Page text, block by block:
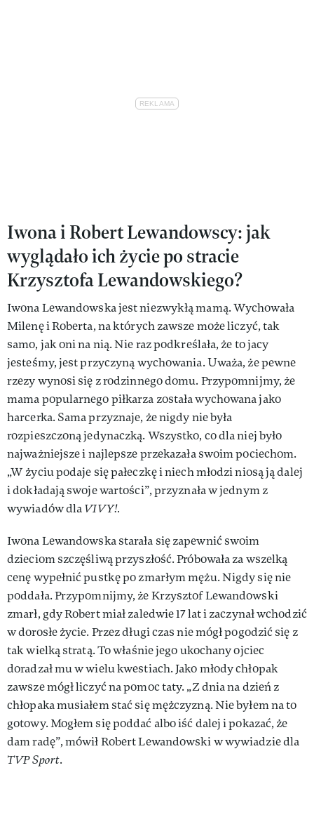
Iwona i Robert Lewandowscy: jak
wyglądało ich życie po stracie
Krzysztofa Lewandowskiego?
Iwona Lewandowska jest niezwykłą mamą. Wychowała
Milenę i Roberta, na których zawsze może liczyć, tak
samo, jak oni na nią. Nie raz podkreślała, że to jacy
jesteśmy, jest przyczyną wychowania. Uważa, że pewne
rzezy wynosi się z rodzinnego domu. Przypomnijmy, że
mama popularnego piłkarza została wychowana jako
harcerka. Sama przyznaje, że nigdy nie była
rozpieszczoną jedynaczką. Wszystko, co dla niej było
najważniejsze i najlepsze przekazała swoim pociechom.
„W życiu podaje się pałeczkę i niech młodzi niosą ją dalej
i dokładają swoje wartości”, przyznała w jednym z
wywiadów dlaVIVY!.
Iwona Lewandowska starała się zapewnić swoim
dzieciom szczęśliwą przyszłość. Próbowała za wszelką
cenę wypełnić pustkę po zmarłym mężu. Nigdy się nie
poddała. Przypomnijmy, że Krzysztof Lewandowski
zmarł, gdy Robert miał zaledwie 17 lat i zaczynał wchodzić
w dorosłe życie. Przez długi czas nie mógł pogodzić się z
tak wielką stratą. To właśnie jego ukochany ojciec
doradzał mu w wielu kwestiach. Jako młody chłopak
zawsze mógł liczyć na pomoc taty. „Z dnia na dzień z
chłopaka musiałem stać się mężczyzną. Nie byłem na to
gotowy. Mogłem się poddać albo iść dalej i pokazać, że
dam radę”, mówił Robert Lewandowski w wywiadzie dla
TVP Sport.